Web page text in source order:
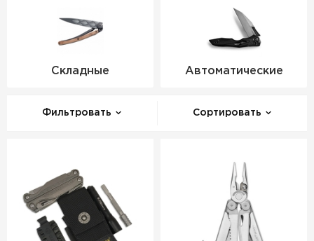
Складные Автоматические
Фильтровать Сортировать